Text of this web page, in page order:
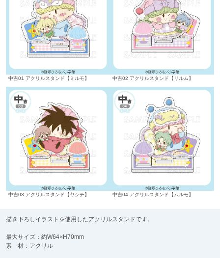
中吉01 アクリルスタンド【ミルモ】 中吉02 アクリルスタンド【リルム】
中吉03 アクリルスタンド【ヤシチ】 中吉04 アクリルスタンド【ムルモ】
描き下ろしイラストを使用したアクリルスタンドです。
最大サイズ：約W64×H70mm
素 材：アクリル